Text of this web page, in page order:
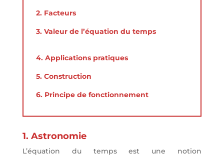
2. Facteurs
3. Valeur de l’équation du temps
4. Applications pratiques
5. Construction
6. Principe de fonctionnement
1. Astronomie
L’équation du temps est une notion